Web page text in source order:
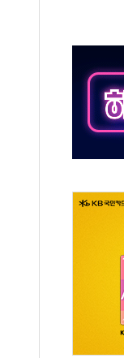
시 주총 기대감에 홀로
리지 위험수위…숨은
대응 1단계 진압 중